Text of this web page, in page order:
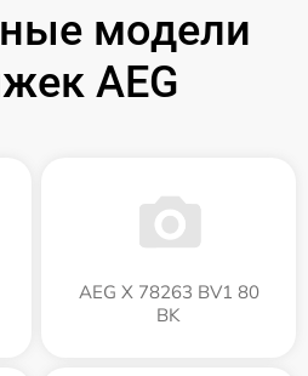
модели
AEG
AEG X 78263 BV1 80
BK